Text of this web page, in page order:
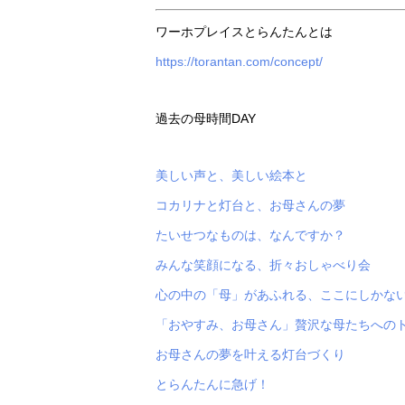
ワーホプレイスとらんたんとは
https://torantan.com/concept/
過去の母時間DAY
美しい声と、美しい絵本と
コカリナと灯台と、お母さんの夢
たいせつなものは、なんですか？
みんな笑顔になる、折々おしゃべり会
心の中の「母」があふれる、ここにしかな
「おやすみ、お母さん」贅沢な母たちへの
お母さんの夢を叶える灯台づくり
とらんたんに急げ！